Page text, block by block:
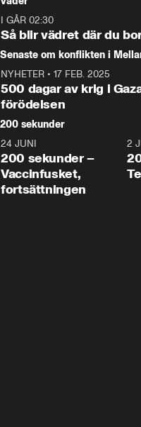
tonårsutvisningarna och hur
Moderaterna ska locka
väljare till valet i höst.
I GÅR 02:30
Så blir vädret där du
Senaste om konflikten i
NYHETER • 17 FEB. 2025
500 dagar av krig i
förödelsen
200 sekunder
5:00
24 JUNI
200 sekunder –
Vaccinfusket,
fortsättningen
2